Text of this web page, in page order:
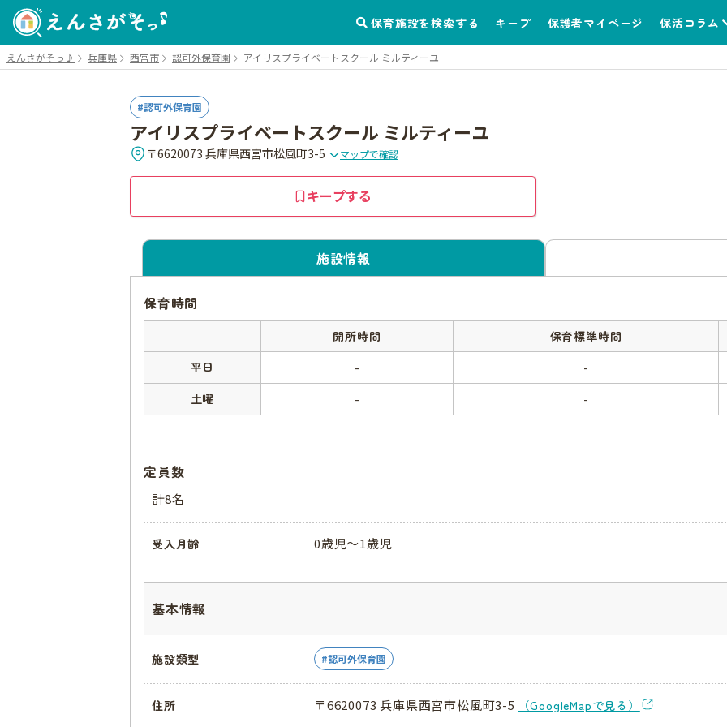
保育施設を検索する キープ 保護者マイページ 保活コラム
えんさがそっ♪ 兵庫県 西宮市 認可外保育園 アイリスプライベートスクール ミルティーユ
認可外保育園
アイリスプライベートスクール ミルティーユ
〒6620073 兵庫県西宮市松風町3-5 マップで確認
キープする
施設情報
保育時間
開所時間
保育標準時間
平日
- -
土曜 - -
定員数
計8名
受入月齢 0歳児〜1歳児
基本情報
施設類型 認可外保育園
住所 〒6620073 兵庫県西宮市松風町3-5 （GoogleMapで見る）